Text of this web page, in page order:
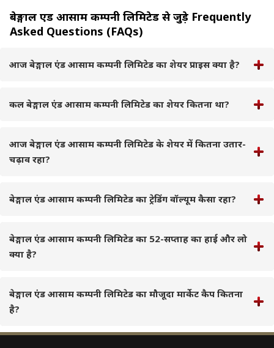
बेङ्गाल एंड आसाम कम्पनी लिमिटेड से जुड़े Frequently
Asked Questions (FAQs)
आज बेङ्गाल एंड आसाम कम्पनी लिमिटेड का शेयर प्राइस क्या है?
कल बेङ्गाल एंड आसाम कम्पनी लिमिटेड का शेयर कितना था?
आज बेङ्गाल एंड आसाम कम्पनी लिमिटेड के शेयर में कितना उतार-
चढ़ाव रहा?
बेङ्गाल एंड आसाम कम्पनी लिमिटेड का ट्रेडिंग वॉल्यूम कैसा रहा?
बेङ्गाल एंड आसाम कम्पनी लिमिटेड का 52-सप्ताह का हाई और लो
क्या है?
बेङ्गाल एंड आसाम कम्पनी लिमिटेड का मौजूदा मार्केट कैप कितना
है?